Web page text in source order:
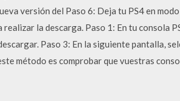
versión del Paso 6: Deja tu PS4 en
la descarga. Paso 1: En tu consola
Paso 3: En la siguiente pantalla,
método es comprobar que vuestras